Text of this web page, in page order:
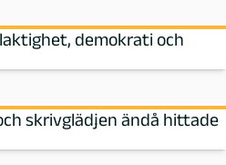
demokrati och
skrivglädjen ändå hittade